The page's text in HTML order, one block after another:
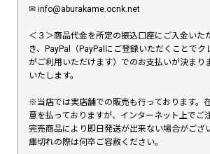
✉︎ info@aburakame.ocnk.net
＜３＞商品代金を所定の振込口座にご入金いた
き、PayPal（PayPalにご登録いただくことでク
がご利用いただけます）でのお支払いが決まり
いたします。
※当店では実店舗での販売も行っております。
意を払っておりますが、インターネット上でご
完売商品により即日発送が出来ない場合がござ
庫切れの際は何卒ご容赦ください。